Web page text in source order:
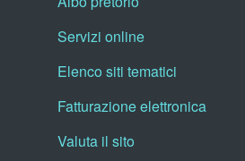
Servizi online
Elenco siti tematici
Fatturazione elettronica
Valuta il sito